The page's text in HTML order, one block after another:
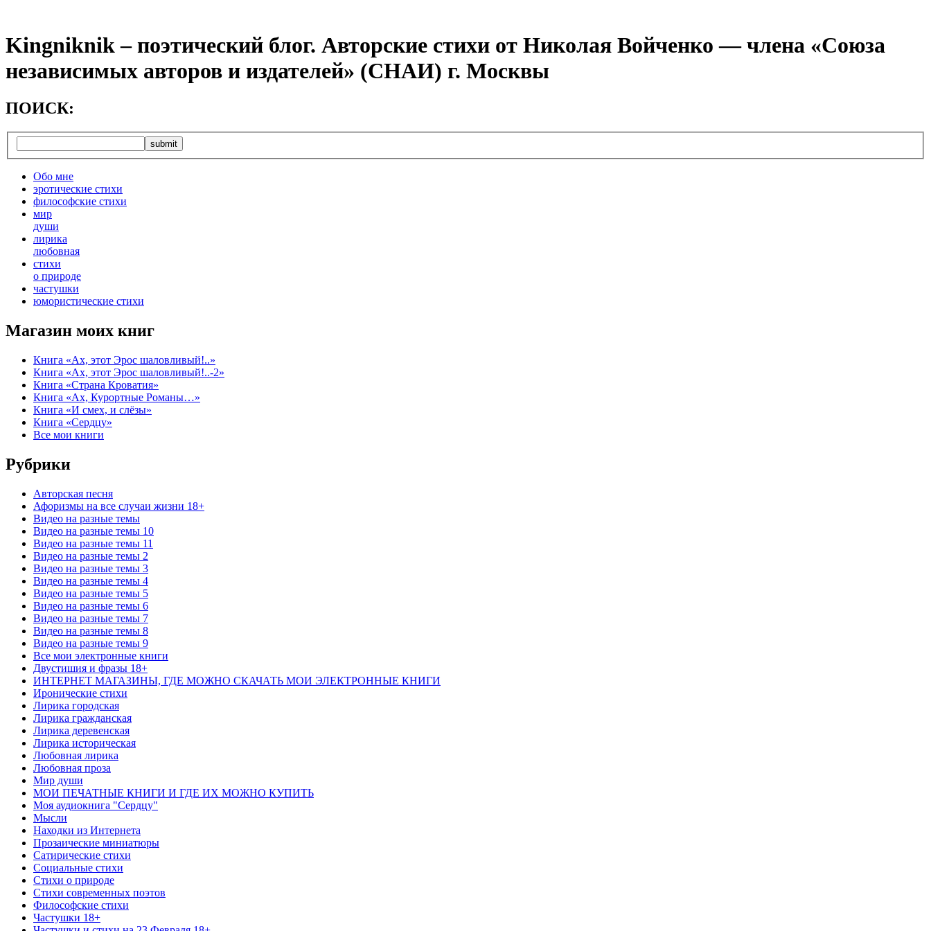
Kingniknik – поэтический блог. Авторские стихи от Николая Войченко — члена «Союза
независимых авторов и издателей» (СНАИ) г. Москвы
ПОИСК:
Обо мне
эротические стихи
философские стихи
мир
души
лирика
любовная
cтихи
о природе
частушки
юмористические стихи
Магазин моих книг
Книга «Ах, этот Эрос шаловливый!..»
Книга «Ах, этот Эрос шаловливый!..-2»
Книга «Страна Кроватия»
Книга «Ах, Курортные Романы…»
Книга «И смех, и слёзы»
Книга «Сердцу»
Все мои книги
Рубрики
Авторская песня
Афоризмы на все случаи жизни 18+
Видео на разные темы
Видео на разные темы 10
Видео на разные темы 11
Видео на разные темы 2
Видео на разные темы 3
Видео на разные темы 4
Видео на разные темы 5
Видео на разные темы 6
Видео на разные темы 7
Видео на разные темы 8
Видео на разные темы 9
Все мои электронные книги
Двустишия и фразы 18+
ИНТЕРНЕТ МАГАЗИНЫ, ГДЕ МОЖНО СКАЧАТЬ МОИ ЭЛЕКТРОННЫЕ КНИГИ
Иронические стихи
Лирика городская
Лирика гражданская
Лирика деревенская
Лирика историческая
Любовная лирика
Любовная проза
Мир души
МОИ ПЕЧАТНЫЕ КНИГИ И ГДЕ ИХ МОЖНО КУПИТЬ
Моя аудиокнига "Сердцу"
Мысли
Находки из Интернета
Прозаические миниатюры
Сатирические стихи
Социальные стихи
Стихи о природе
Стихи современных поэтов
Философские стихи
Частушки 18+